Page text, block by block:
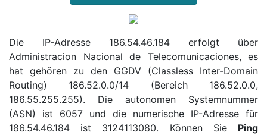
Die IP-Adresse 186.54.46.184 erfolgt über
Administracion Nacional de Telecomunicaciones, es
hat gehören zu den GGDV (Classless Inter-Domain
Routing) 186.52.0.0/14 (Bereich 186.52.0.0,
186.55.255.255). Die autonomen Systemnummer
(ASN) ist 6057 und die numerische IP-Adresse für
186.54.46.184 ist 3124113080. Können Sie Ping